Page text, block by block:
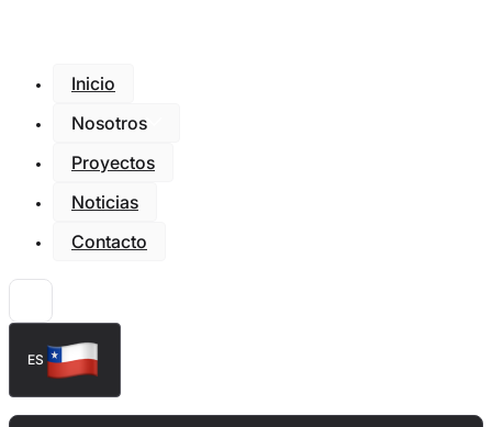
Inicio
Nosotros
Proyectos
Noticias
Contacto
ES